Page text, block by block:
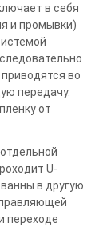
в себя
и промывки)
во
передачу.
от
U-
в другую
переходе